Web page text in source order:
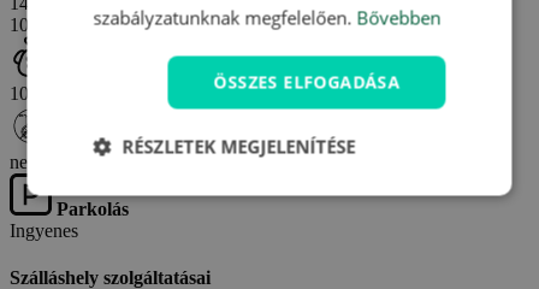
10:00-ig
10 €/éj ellenében bevihető
Akadálymentesség
nem akadálymentes
Parkolás
Ingyenes
Szálláshely szolgáltatásai
szabályzatunknak megfelelően. Bővebben
ÖSSZES ELFOGADÁSA
RÉSZLETEK MEGJELENÍTÉSE